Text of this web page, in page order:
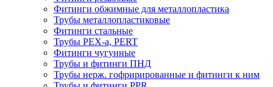
Фитинги обжимные для металлопластика
Трубы металлопластиковые
Фитинги стальные
Трубы PEX-a, PERT
Фитинги чугунные
Трубы и фитинги ПНД
Трубы нерж. гофрирированные и фитинги к ним